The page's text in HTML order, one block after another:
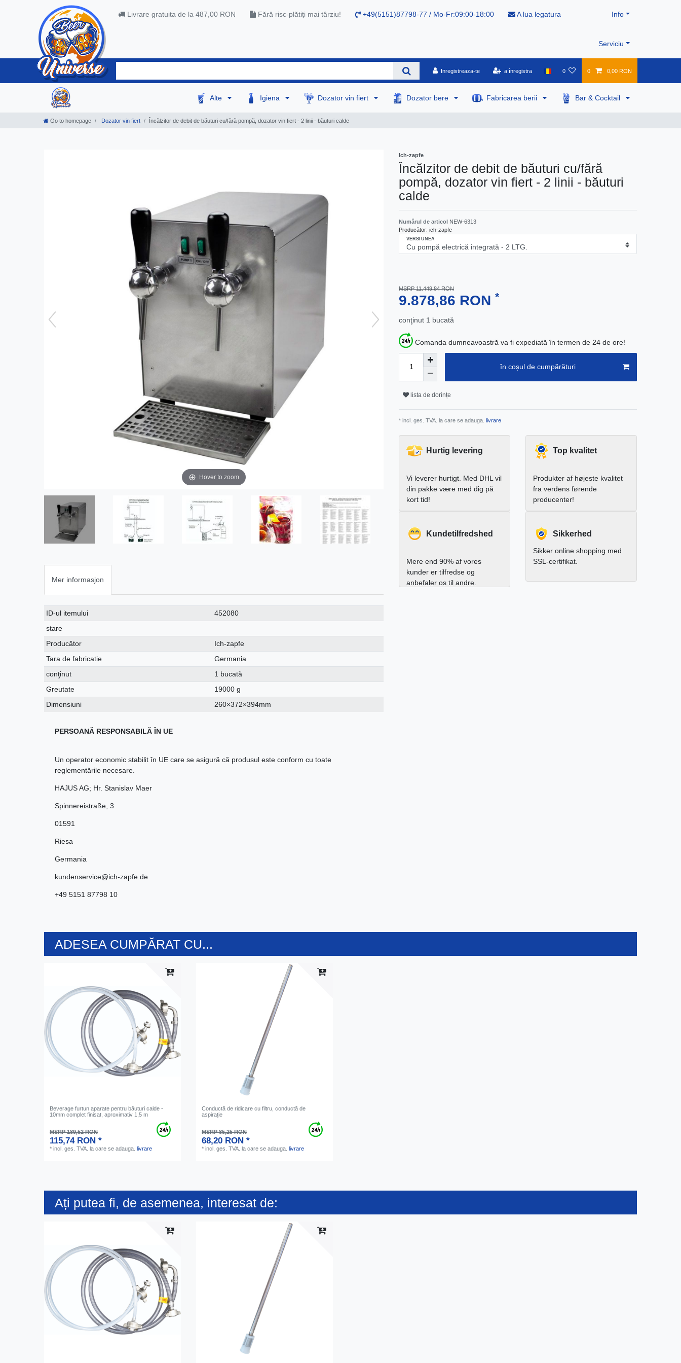
Livrare gratuita de la 487,00 RON Fără risc-plătiți mai târziu! +49(5151)87798-77 / Mo-Fr:09:00-18:00 A lua legatura Info
Serviciu
Inregistreaza-te a înregistra 0 0 0,00 RON
Alte Igiena Dozator vin fiert Dozator bere Fabricarea berii Bar & Cocktail
Go to homepage Dozator vin fiert Încălzitor de debit de băuturi cu/fără pompă, dozator vin fiert - 2 linii - băuturi calde
Hover to zoom
Mer informasjon
Ceres::Template.singleItemTechnicalDataAttribute
Ceres::Template.singleItemTechnicalDataValue
ID-ul itemului
452080
stare
Producător
Ich-zapfe
Tara de fabricatie
Germania
conţinut
1 bucată
Greutate
19000 g
Dimensiuni
260×372×394mm
PERSOANĂ RESPONSABILĂ ÎN UE
Un operator economic stabilit în UE care se asigură că produsul este conform cu toate
reglementările necesare.
HAJUS AG; Hr. Stanislav Maer
Spinnereistraße 3
01591
Riesa
Germania
kundenservice@ich-zapfe.de
+49 5151 87798 10
Ich-zapfe
Încălzitor de debit de băuturi cu/fără
pompă, dozator vin fiert - 2 linii - băuturi
calde
Numărul de articol NEW-6313
Producător: ich-zapfe
VERSIUNEA
MSRP 11.449,84 RON
9.878,86 RON *
conţinut 1 bucată
Comanda dumneavoastră va fi expediată în termen de 24 de ore!
în coșul de cumpărături
lista de dorințe
* incl. ges. TVA. la care se adauga. livrare
Hurtig levering
Vi leverer hurtigt. Med DHL vil
din pakke være med dig på
kort tid!
Top kvalitet
Produkter af højeste kvalitet
fra verdens førende
producenter!
Kundetilfredshed
Mere end 90% af vores
kunder er tilfredse og
anbefaler os til andre.
Sikkerhed
Sikker online shopping med
SSL-certifikat.
ADESEA CUMPĂRAT CU...
Beverage furtun aparate pentru băuturi calde -
10mm complet finisat, aproximativ 1,5 m
MSRP 189,52 RON
115,74 RON *
*incl. ges. TVA. la care se adauga.livrare
Conductă de ridicare cu filtru, conductă de
aspirație
MSRP 85,25 RON
68,20 RON *
*incl. ges. TVA. la care se adauga.livrare
Ați putea fi, de asemenea, interesat de: